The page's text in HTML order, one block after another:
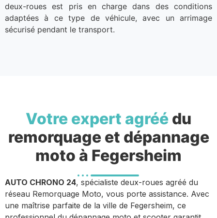
deux-roues est pris en charge dans des conditions
adaptées à ce type de véhicule, avec un arrimage
sécurisé pendant le transport.
Votre expert agréé du
remorquage et dépannage
moto à Fegersheim
AUTO CHRONO 24, spécialiste deux-roues agréé du
réseau Remorquage Moto, vous porte assistance. Avec
une maîtrise parfaite de la ville de Fegersheim, ce